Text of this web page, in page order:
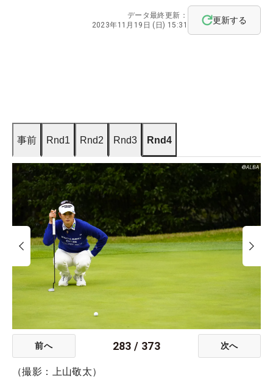
データ最終更新：
2023年11月19日 (日) 15:31
更新する
事前 Rnd1 Rnd2 Rnd3 Rnd4
前へ 283 / 373 次へ
（撮影：上山敬太）